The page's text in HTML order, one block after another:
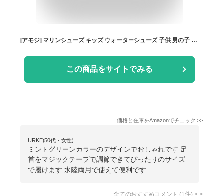
[アモジ] マリンシューズ キッズ ウォーターシューズ 子供 男の子 アクアシューズ 女の子 子ども こども きっず ジュニア ビーチシューズ 水陸両用 川 靴 海 夏 排水 WTK2427 ミントグリーン 19cm
この商品をサイトでみる
価格と在庫をAmazonでチェック >>
URKE(50代・女性)
ミントグリーンカラーのデザインでおしゃれです 足
首をマジックテープで調節できてぴったりのサイズ
で履けます 水陸両用で使えて便利です
全てのおすすめコメント (1 件) >